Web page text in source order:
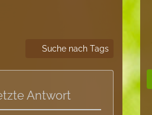
Suche nach Tags
Antwort